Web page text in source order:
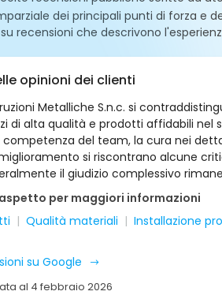
dei principali punti di forza e
recensioni che descrivono
opinioni dei clienti
Metalliche S.n.c. si
di alta qualità e prodotti affidabili nel
competenza del team, la cura nei
si riscontrano alcune
il giudizio complessivo
per maggiori informazioni
Qualità materiali Installazione
su Google
al 4 febbraio 2026